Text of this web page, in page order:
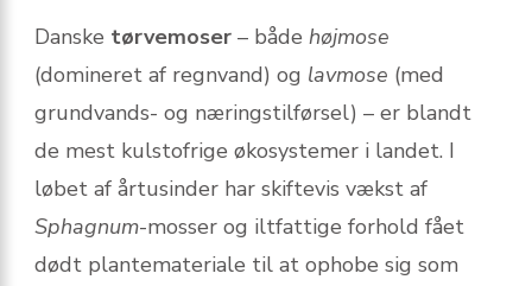
Danske tørvemoser – både højmose
(domineret af regnvand) og lavmose (med
grundvands- og nærings­tilførsel) – er blandt
de mest kulstofrige øko­systemer i landet. I
løbet af årtusinder har skiftevis vækst af
Sphagnum-mosser og iltfattige forhold fået
dødt plantemateriale til at ophobe sig som